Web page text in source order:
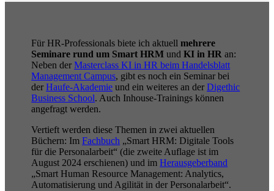
Für HR-Professionals biete ich aktuellmehrere
Seminare rund um Smart HRM undKI in HR an:
Neben derMasterclass KI in HR beim Handelsblatt
Management Campus, gibt es noch ein Seminar bei
derHaufe-Akademie und ein weiteres an derDigethic
Business School. Auch Inhouse-Trainings können
angefragt werden.
Vertieft werden diese Themen in zwei aktuellen
Büchern: ImFachbuch „Smart HRM: Digitale Tools
für die Personalarbeit“ (die zweite Auflage ist im
August 2024 erschienen) und imHerausgeberband
„Smart Human Resource Management: Analytics,
Automatisierung und Agilität in der Personalarbeit“.